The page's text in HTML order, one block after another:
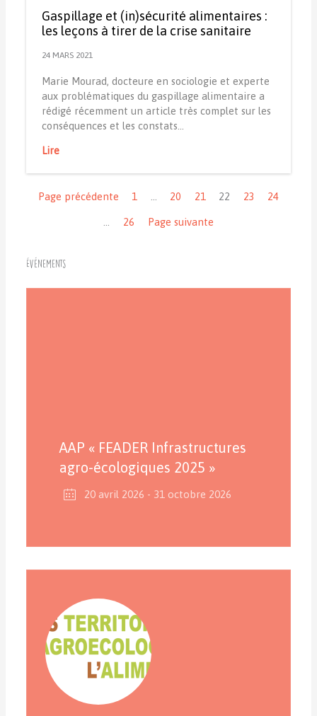
Gaspillage et (in)sécurité alimentaires :
les leçons à tirer de la crise sanitaire
24 MARS 2021
Marie Mourad, docteure en sociologie et experte
aux problématiques du gaspillage alimentaire a
rédigé récemment un article très complet sur les
conséquences et les constats…
Lire
Page précédente
1 20 21 22 23 24
26 Page suivante
Événements
AAP « FEADER Infrastructures
agro-écologiques 2025 »
20 avril 2026 - 31 octobre 2026